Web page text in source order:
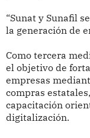
“Sunat y Sunafil
la generación de
Como tercera
el objetivo de
empresas
compras
capacitación
digitalización.